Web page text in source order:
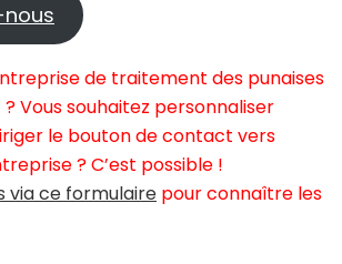
de traitement des punaises
Vous souhaitez personnaliser
le bouton de contact vers
? C’est possible !
via ce formulaire pour connaître les